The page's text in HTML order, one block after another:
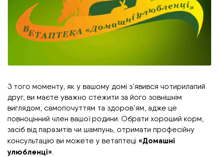
З того моменту, як у вашому домі з’явився чотирилапий
друг, ви маєте уважно стежити за його зовнішнім
виглядом, самопочуттям та здоров’ям, адже це
повноцінний член вашої родини. Обрати хороший корм,
засіб від паразитів чи шампунь, отримати професійну
консультацію ви можете у ветаптеці «Домашні
улюбленці».